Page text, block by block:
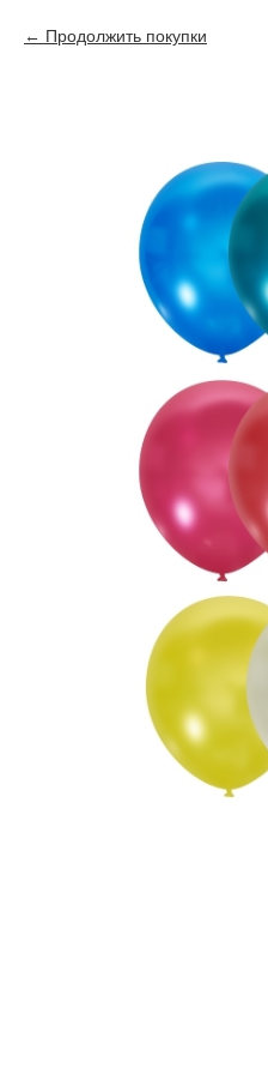
Продолжить покупки